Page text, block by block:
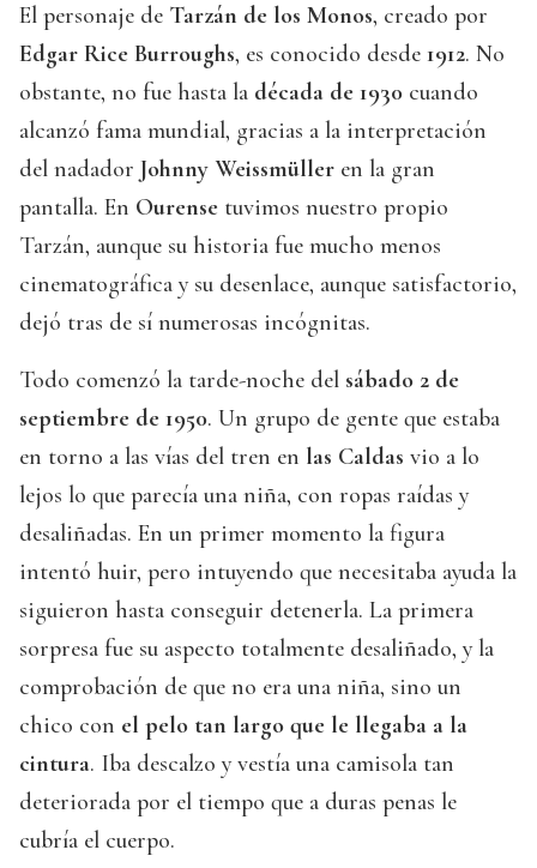
El personaje de Tarzán de los Monos, creado por
Edgar Rice Burroughs, es conocido desde 1912. No
obstante, no fue hasta la década de 1930 cuando
alcanzó fama mundial, gracias a la interpretación
del nadador Johnny Weissmüller en la gran
pantalla. En Ourense tuvimos nuestro propio
Tarzán, aunque su historia fue mucho menos
cinematográfica y su desenlace, aunque satisfactorio,
dejó tras de sí numerosas incógnitas.
Todo comenzó la tarde-noche del sábado 2 de
septiembre de 1950. Un grupo de gente que estaba
en torno a las vías del tren en las Caldas vio a lo
lejos lo que parecía una niña, con ropas raídas y
desaliñadas. En un primer momento la figura
intentó huir, pero intuyendo que necesitaba ayuda la
siguieron hasta conseguir detenerla. La primera
sorpresa fue su aspecto totalmente desaliñado, y la
comprobación de que no era una niña, sino un
chico con el pelo tan largo que le llegaba a la
cintura. Iba descalzo y vestía una camisola tan
deteriorada por el tiempo que a duras penas le
cubría el cuerpo.